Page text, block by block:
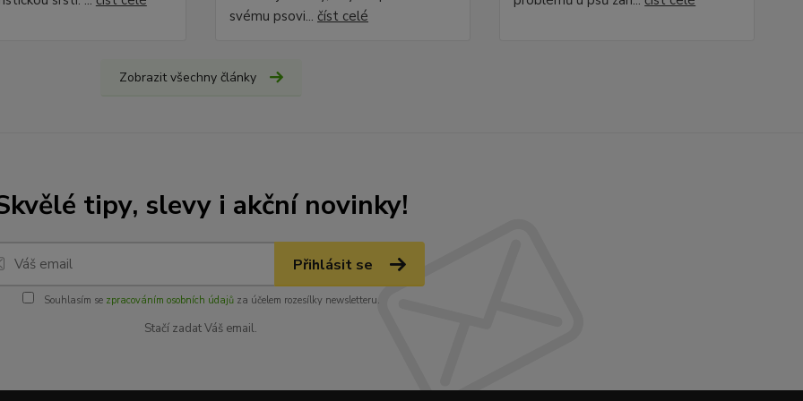
svému psovi... číst celé
Zobrazit všechny články
tipy, slevy i akční novinky!
Přihlásit se
Souhlasím se zpracováním osobních údajůza účelem rozesílky newsletteru.
Stačí zadat Váš email.